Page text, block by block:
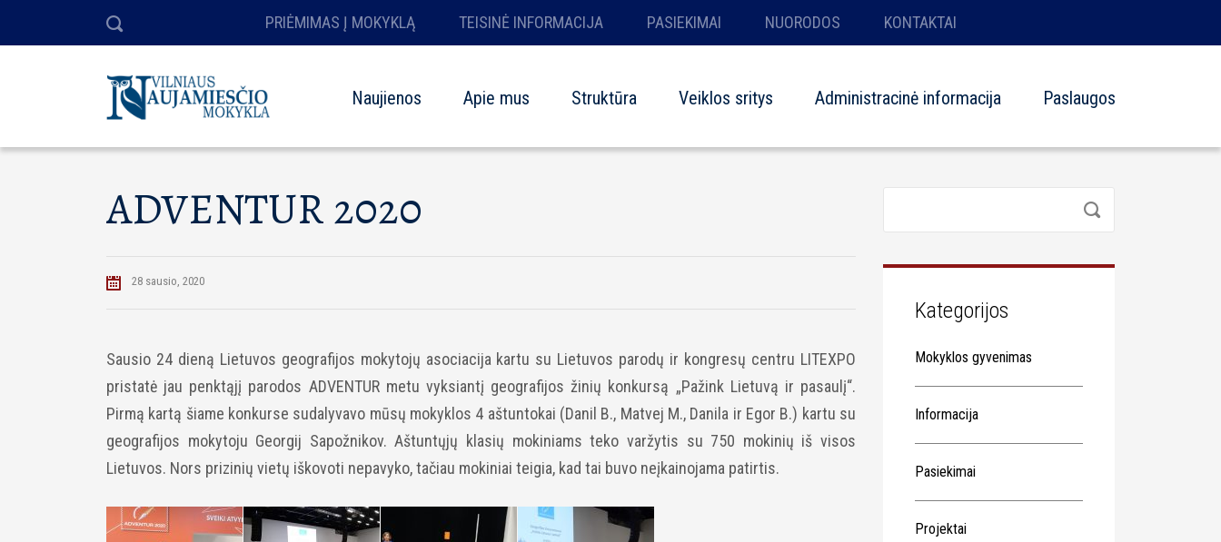
PRIĖMIMAS Į MOKYKLĄ TEISINĖ INFORMACIJA PASIEKIMAI NUORODOS KONTAKTAI
Naujienos Apie mus Struktūra Veiklos sritys Administracinė informacija Paslaugos
ADVENTUR 2020
28 sausio, 2020
Sausio 24 dieną Lietuvos geografijos mokytojų asociacija kartu su Lietuvos parodų ir kongresų centru LITEXPO
pristatė jau penktąjį parodos ADVENTUR metu vyksiantį geografijos žinių konkursą „Pažink Lietuvą ir pasaulį“.
Pirmą kartą šiame konkurse sudalyvavo mūsų mokyklos 4 aštuntokai (Danil B., Matvej M., Danila ir Egor B.) kartu su
geografijos mokytoju Georgij Sapožnikov. Aštuntųjų klasių mokiniams teko varžytis su 750 mokinių iš visos
Lietuvos. Nors prizinių vietų iškovoti nepavyko, tačiau mokiniai teigia, kad tai buvo neįkainojama patirtis.
Kategorijos
Mokyklos gyvenimas
Informacija
Pasiekimai
Projektai